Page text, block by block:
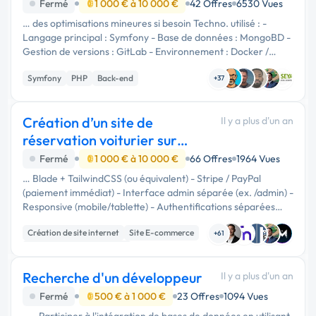
Fermé 1 000 € à 10 000 € 42 Offres 6530 Vues
… des optimisations mineures si besoin Techno. utilisé : -
Langage principal : Symfony - Base de données : MongoBD -
Gestion de versions : GitLab - Environnement : Docker /
Linux - CI/CD : GitLab Modalités de la mission : - 100% à
distance - env. …
Symfony PHP Back-end +37
Création d’un site de
réservation voiturier sur
mesure
Il y a plus d'un an
Fermé 1 000 € à 10 000 € 66 Offres 1964 Vues
… Blade + TailwindCSS (ou équivalent) - Stripe / PayPal
(paiement immédiat) - Interface admin séparée (ex. /admin) -
Responsive (mobile/tablette) - Authentifications séparées
clients / admin - Déploiement sur VPS Linux déjà prêt 3. …
Création de site internet
Site E-commerce
+61
Recherche d'un développeur
Il y a plus d'un an
Fermé
500 € à 1 000 € 23 Offres 1094 Vues